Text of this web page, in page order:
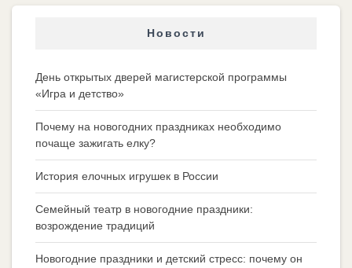
Новости
День открытых дверей магистерской программы
«Игра и детство»
Почему на новогодних праздниках необходимо
почаще зажигать елку?
История елочных игрушек в России
Семейный театр в новогодние праздники:
возрождение традиций
Новогодние праздники и детский стресс: почему он